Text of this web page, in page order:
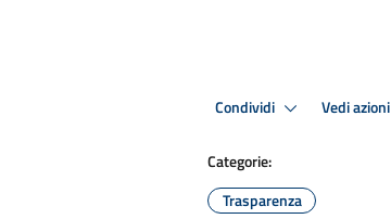
Condividi Vedi azioni
Categorie:
Trasparenza